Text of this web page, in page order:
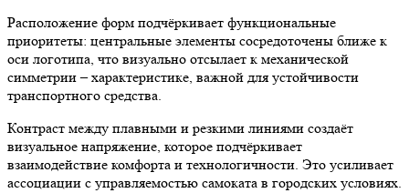
Расположение форм подчёркивает функциональные
приоритеты: центральные элементы сосредоточены ближе к
оси логотипа, что визуально отсылает к механической
симметрии – характеристике, важной для устойчивости
транспортного средства.
Контраст между плавными и резкими линиями создаёт
визуальное напряжение, которое подчёркивает
взаимодействие комфорта и технологичности. Это усиливает
ассоциации с управляемостью самоката в городских условиях.